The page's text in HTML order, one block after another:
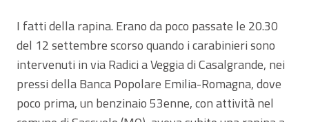
I fatti della rapina. Erano da poco passate le 20.30
del 12 settembre scorso quando i carabinieri sono
intervenuti in via Radici a Veggia di Casalgrande, nei
pressi della Banca Popolare Emilia-Romagna, dove
poco prima, un benzinaio 53enne, con attività nel